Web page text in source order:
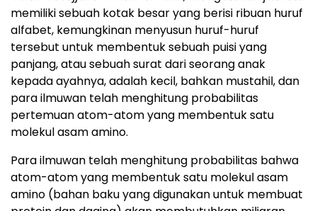
memiliki sebuah kotak besar yang berisi ribuan huruf
alfabet, kemungkinan menyusun huruf-huruf
tersebut untuk membentuk sebuah puisi yang
panjang, atau sebuah surat dari seorang anak
kepada ayahnya, adalah kecil, bahkan mustahil, dan
para ilmuwan telah menghitung probabilitas
pertemuan atom-atom yang membentuk satu
molekul asam amino.
Para ilmuwan telah menghitung probabilitas bahwa
atom-atom yang membentuk satu molekul asam
amino (bahan baku yang digunakan untuk membuat